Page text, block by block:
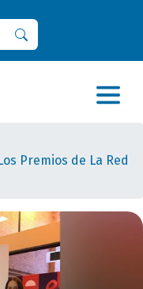
Premios de La Red